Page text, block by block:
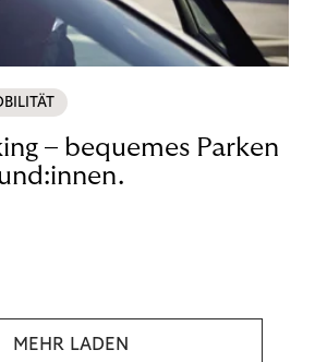
– bequemes Parken
MEHR LADEN